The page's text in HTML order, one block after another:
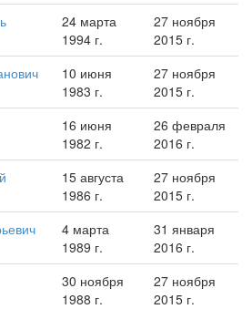
24 марта
1994 г.
27 ноября
2015 г.
10 июня
1983 г.
27 ноября
2015 г.
16 июня
1982 г.
26 февраля
2016 г.
15 августа
1986 г.
27 ноября
2015 г.
4 марта
1989 г.
31 января
2016 г.
30 ноября
1988 г.
27 ноября
2015 г.